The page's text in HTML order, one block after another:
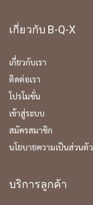
เกี่ยวกับ B-Q-X
เกี่ยวกับเรา
ติดต่อเรา
โปรโมชั่น
เข้าสู่ระบบ
สมัครสมาชิก
นโยบายความเป็นส่วนตัว
บริการลูกค้า